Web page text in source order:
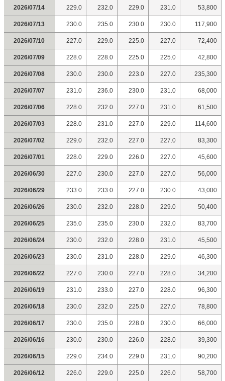
2026/07/14 229.0 232.0 229.0 231.0 53,800
2026/07/13 230.0 235.0 230.0 230.0 117,900
2026/07/10 227.0 229.0 225.0 227.0 72,400
2026/07/09 228.0 228.0 225.0 225.0 42,800
2026/07/08 230.0 230.0 223.0 227.0 235,300
2026/07/07 231.0 236.0 230.0 231.0 68,000
2026/07/06 228.0 232.0 227.0 231.0 61,500
2026/07/03 228.0 231.0 227.0 229.0 114,600
2026/07/02 229.0 232.0 227.0 227.0 83,300
2026/07/01 228.0 229.0 226.0 227.0 45,600
2026/06/30 227.0 230.0 227.0 227.0 56,000
2026/06/29 233.0 233.0 227.0 230.0 43,000
2026/06/26 230.0 232.0 228.0 229.0 50,400
2026/06/25 235.0 235.0 230.0 232.0 83,700
2026/06/24 230.0 232.0 228.0 231.0 45,500
2026/06/23 230.0 231.0 228.0 229.0 46,300
2026/06/22 227.0 230.0 227.0 228.0 34,200
2026/06/19 231.0 233.0 227.0 228.0 96,300
2026/06/18 230.0 232.0 225.0 227.0 78,800
2026/06/17 230.0 235.0 228.0 230.0 66,000
2026/06/16 230.0 230.0 226.0 228.0 39,300
2026/06/15 229.0 234.0 229.0 231.0 90,200
2026/06/12 226.0 229.0 225.0 226.0 58,700